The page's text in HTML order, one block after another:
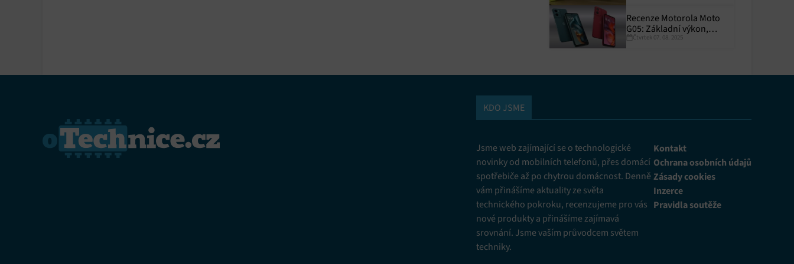
Recenze Motorola Moto
G05: Základní výkon,
skvělá výdrž
Čtvrtek 07. 08. 2025
KDO JSME
Jsme web zajímající se o technologické
novinky od mobilních telefonů, přes domácí
spotřebiče až po chytrou domácnost. Denně
vám přinášíme aktuality ze světa
technického pokroku, recenzujeme pro vás
nové produkty a přinášíme zajímavá
srovnání. Jsme vaším průvodcem světem
techniky.
Kontakt
Ochrana osobních údajů
Zásady cookies
Inzerce
Pravidla soutěže